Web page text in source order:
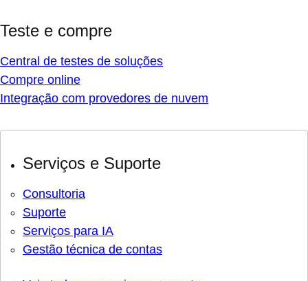
Teste e compre
Central de testes de soluções
Compre online
Integração com provedores de nuvem
Serviços e Suporte
Consultoria
Suporte
Serviços para IA
Gestão técnica de contas